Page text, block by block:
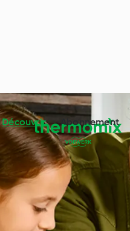
Découvrir Abonnement